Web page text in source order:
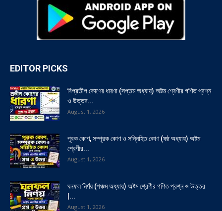
EDITOR PICKS
বিপ্রতীপ কোণের ধারণা (সপ্তম অধ্যায়) অষ্টম শ্রেণীর গণিত প্রশ্ন
ও উত্তর...
August 1, 2026
পূরক কোণ, সম্পূরক কোণ ও সন্নিহিত কোণ (ষষ্ঠ অধ্যায়) অষ্টম
শ্রেণীর...
August 1, 2026
ঘনফল নির্ণয় (পঞ্চম অধ্যায়) অষ্টম শ্রেণীর গণিত প্রশ্ন ও উত্তর
|...
August 1, 2026